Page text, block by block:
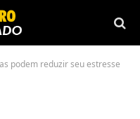
podem reduzir seu estresse